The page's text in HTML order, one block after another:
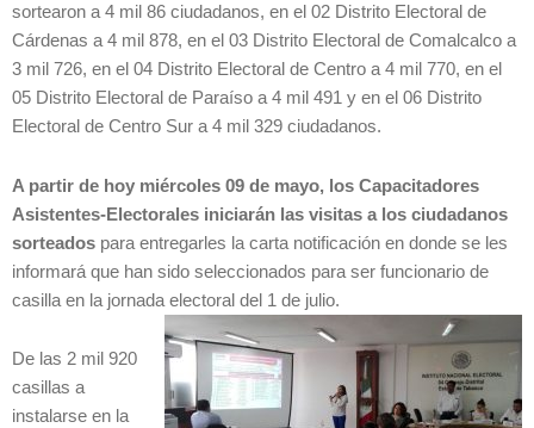
sortearon a 4 mil 86 ciudadanos, en el 02 Distrito Electoral de
Cárdenas a 4 mil 878, en el 03 Distrito Electoral de Comalcalco a
3 mil 726, en el 04 Distrito Electoral de Centro a 4 mil 770, en el
05 Distrito Electoral de Paraíso a 4 mil 491 y en el 06 Distrito
Electoral de Centro Sur a 4 mil 329 ciudadanos.
A partir de hoy miércoles 09 de mayo, los Capacitadores
Asistentes-Electorales iniciarán las visitas a los ciudadanos
sorteados para entregarles la carta notificación en donde se les
informará que han sido seleccionados para ser funcionario de
casilla en la jornada electoral del 1 de julio.
De las 2 mil 920
casillas a
instalarse en la